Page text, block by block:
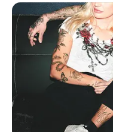
Προσθήκη το
Ανακαλύψτε
αναζήτησης.